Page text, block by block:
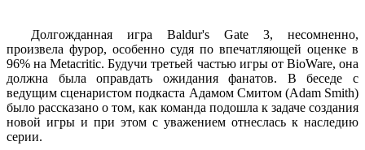
Долгожданная игра Baldur's Gate 3, несомненно,
произвела фурор, особенно судя по впечатляющей оценке в
96% на Metacritic. Будучи третьей частью игры от BioWare, она
должна была оправдать ожидания фанатов. В беседе с
ведущим сценаристом подкаста Адамом Смитом (Adam Smith)
было рассказано о том, как команда подошла к задаче создания
новой игры и при этом с уважением отнеслась к наследию
серии.